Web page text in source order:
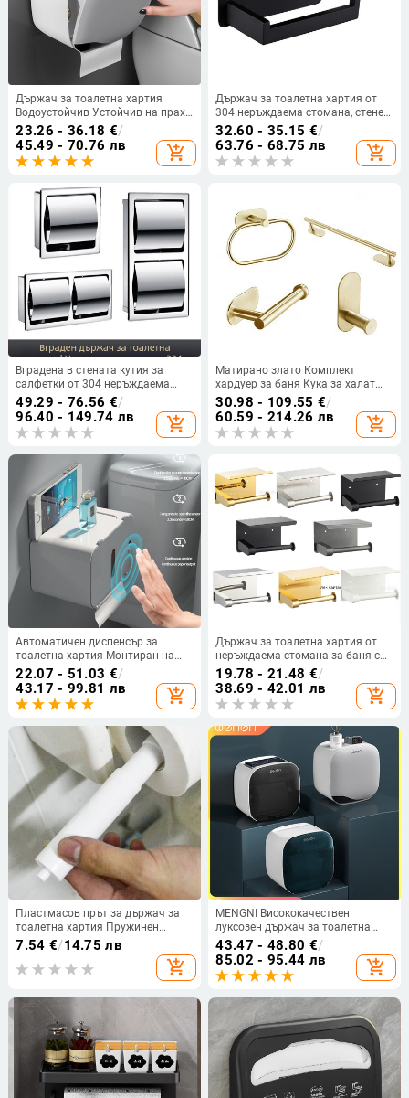
Държач за тоалетна хартия
Водоустойчив Устойчив на прах
Издръжлив държач за хартиени
кърпи за баня за стена Кутия за
баня
23.26 - 36.18 €/
45.49 - 70.76 лв
add_shopping_cart
Държач за тоалетна хартия от
304 неръждаема стомана, стенен
монтаж без пробиване, с кутия за
салфетки
32.60 - 35.15 €/
63.76 - 68.75 лв
add_shopping_cart
Вградена в стената кутия за
салфетки от 304 неръждаема
стомана и скрит държач за
двойна ролка тоалетна хартия за
хотелска баня
49.29 - 76.56 €/
96.40 - 149.74 лв
add_shopping_cart
Матирано злато Комплект
хардуер за баня Кука за халат
Бар за кърпи Държач за
тоалетна хартия Баня Аксесоари
за баня
30.98 - 109.55 €/
60.59 - 214.26 лв
add_shopping_cart
Автоматичен диспенсър за
тоалетна хартия Монтиран на
стена интелигентен държач за
тоалетна хартия Без пробиви
Кутия за баня Аксесоари за баня
22.07 - 51.03 €/
43.17 - 99.81 лв
add_shopping_cart
Държач за тоалетна хартия от
неръждаема стомана за баня с
рафт за съхранение – монтаж
без пробиване
19.78 - 21.48 €/
38.69 - 42.01 лв
add_shopping_cart
Пластмасов прът за държач за
тоалетна хартия Пружинен
резервен валяк за баня
Аксесоари
7.54 €/14.75 лв
add_shopping_cart
MENGNI Висококачествен
луксозен държач за тоалетна
хартия Водоустойчива кутия за
съхранение на кърпи Органайзер
за тоалетна ролка Комплекти
аксесоари за баня
43.47 - 48.80 €/
85.02 - 95.44 лв
add_shopping_cart